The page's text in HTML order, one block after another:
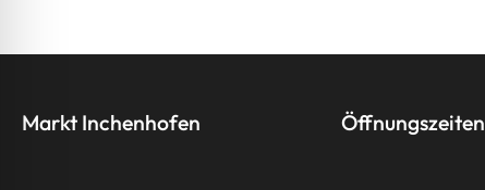
Markt Inchenhofen Öffnungszeiten